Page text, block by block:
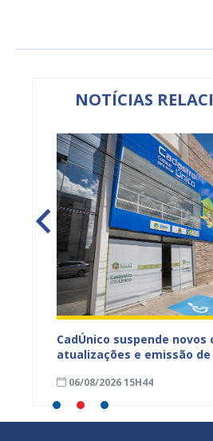
NOTÍCIAS
CadÚnico suspende novos
atualizações e emissão
06/08/2026 15H44